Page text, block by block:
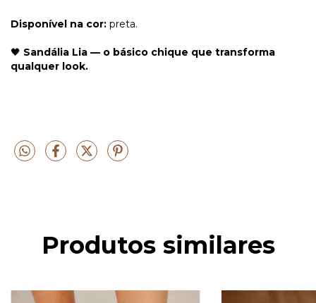
Disponível na cor: preta.
🖤 Sandália Lia — o básico chique que transforma
qualquer look.
Produtos similares